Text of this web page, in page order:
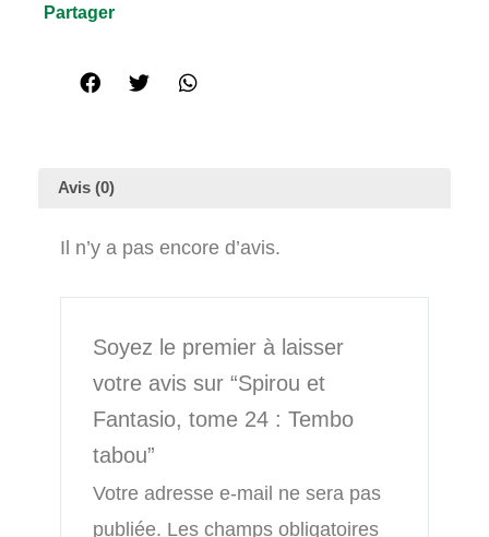
Partager
Avis (0)
Il n’y a pas encore d’avis.
Soyez le premier à laisser
votre avis sur “Spirou et
Fantasio, tome 24 : Tembo
tabou”
Votre adresse e-mail ne sera pas
publiée. Les champs obligatoires